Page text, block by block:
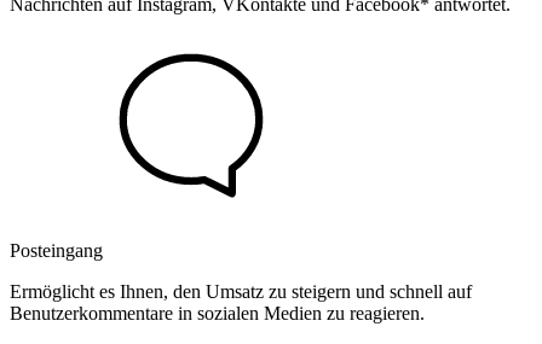
Nachrichten auf Instagram, VKontakte und Facebook* antwortet.
Posteingang
Ermöglicht es Ihnen, den Umsatz zu steigern und schnell auf
Benutzerkommentare in sozialen Medien zu reagieren.